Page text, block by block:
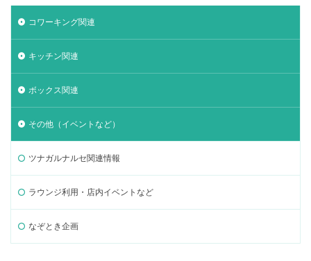
コワーキング関連
キッチン関連
ボックス関連
その他（イベントなど）
ツナガルナルセ関連情報
ラウンジ利用・店内イベントなど
なぞとき企画